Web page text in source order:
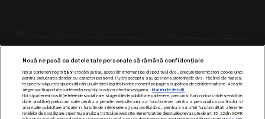
Urmărește-ne pe:
Nouă ne pasă ca datele tale personale să rămână confidențiale
Noi și partenerii noștri 589stocăm și/sau accesăm informații pe dispozitivul dvs., precum identificatorii cookie unici
pentru prelucrarea datelor cu caracter personal. Puteți accepta sau gestiona preferințele dvs. făcând clic mai jos,
respectiv vă puteți opune utilizării unui interes legitim în orice moment pe pagina cu politica de confidențialitate. Aceste
alegeri vor fi raportate partenerilor noștri și nu vă vor afecta navigarea.
Mai multe detalii
Noi si partenerii nostri (retelele de socializare si agentiile de publicitate partenere, precum si furnizorii nostri de servicii de
date analitice) prelucram date pentru a permite website-ului sa functioneze, pentru a personaliza continutul si
anunturile publicitare afisate in functie de interesele si/sau profilul dvs., pentru a va oferi functionalitati aferente
retelelor de socializare si pentru a analiza traficul pe website. Beneficiati de drepturile prevazute de art. 15-22 din GDPR